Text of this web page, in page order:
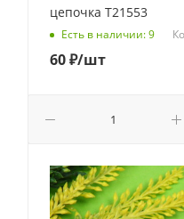
цепочка Т21553
Есть в наличии: 9
60₽/шт